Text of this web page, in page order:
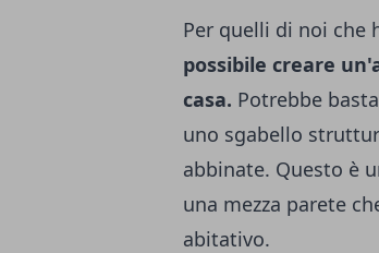
Per quelli di noi che
possibile creare
casa. Potrebbe
uno sgabello
abbinate. Questo è
una mezza parete
abitativo.